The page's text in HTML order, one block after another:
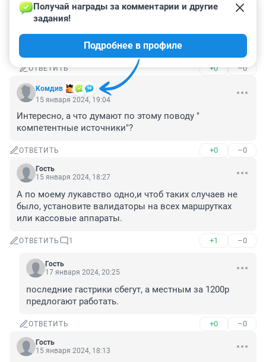
16 января 2024, 11:08
а Вы уверенны,что переводите водителю? потом не
жалуйтесь, если к Вам придут люди в форме и
обвиняет в спонсировании кого- нибудь.
ОТВЕТИТЬ +0 –0
Koмдив
Получай награды за комментарии и другие
задания!
Подробнее в профиле
15 января 2024, 19:04
Интересно, а что думают по этому поводу "
компетентные источники"?
ОТВЕТИТЬ +0 –0
Гость
15 января 2024, 18:27
А по моему лукавство одно,и чтоб таких случаев не
было, установите валидаторы на всех маршрутках
или кассовые аппараты.
ОТВЕТИТЬ 1 +1 –0
Гость
17 января 2024, 20:25
последние гастрики сбегут, а местным за 1200р
предлогают работать.
ОТВЕТИТЬ +0 –0
Гость
15 января 2024, 18:13